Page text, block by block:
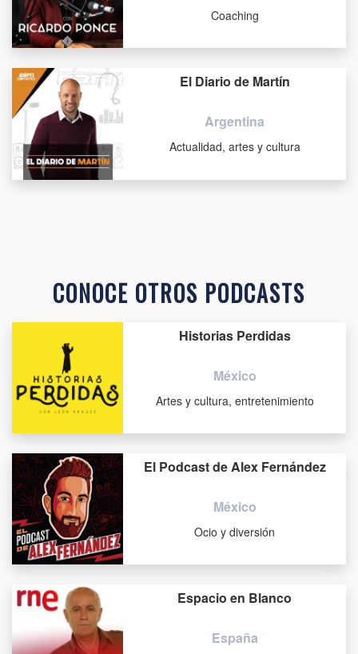
Coaching
El Diario de Martín
Argentina
Actualidad, artes y cultura
CONOCE OTROS PODCASTS
Historias Perdidas
México
Artes y cultura, entretenimiento
El Podcast de Alex Fernández
México
Ocio y diversión
Espacio en Blanco
España